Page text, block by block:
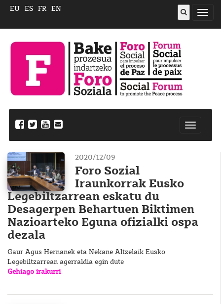
ireki
EU ES FR EN
2020/12/09
Foro Sozial
Iraunkorrak Eusko
Legebiltzarrean eskatu du
Desagerpen Behartuen Biktimen
Nazioarteko Eguna ofizialki ospa
dezala
Gaur Agus Hernanek eta Nekane Altzelaik Eusko
Legebiltzarrean agerraldia egin dute
Gehiago irakurri